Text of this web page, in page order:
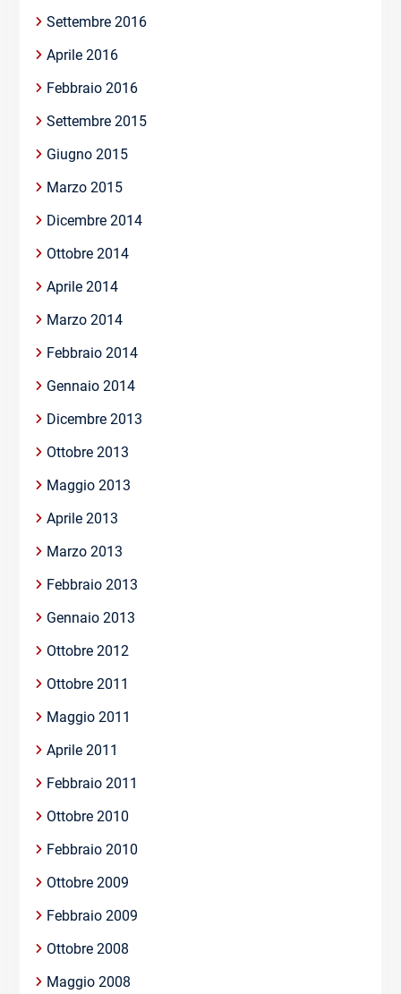
Settembre 2016
Aprile 2016
Febbraio 2016
Settembre 2015
Giugno 2015
Marzo 2015
Dicembre 2014
Ottobre 2014
Aprile 2014
Marzo 2014
Febbraio 2014
Gennaio 2014
Dicembre 2013
Ottobre 2013
Maggio 2013
Aprile 2013
Marzo 2013
Febbraio 2013
Gennaio 2013
Ottobre 2012
Ottobre 2011
Maggio 2011
Aprile 2011
Febbraio 2011
Ottobre 2010
Febbraio 2010
Ottobre 2009
Febbraio 2009
Ottobre 2008
Maggio 2008